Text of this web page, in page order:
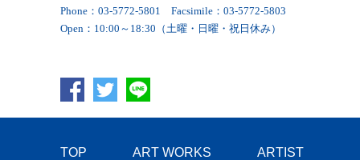
Phone：03-5772-5801 Facsimile：03-5772-5803
Open：10:00～18:30（土曜・日曜・祝日休み）
TOP ART WORKS ARTIST